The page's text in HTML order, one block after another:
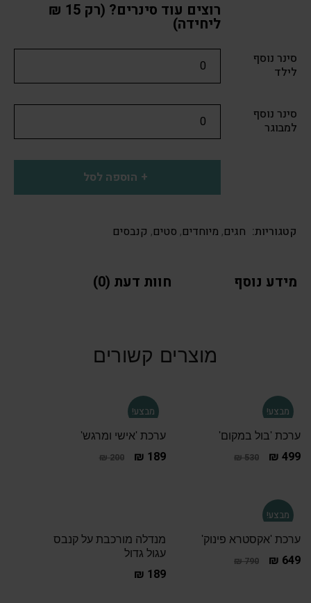
רוצים עוד סינרים? (רק 15 ₪
ליחידה)
סינר נוסף
לילד
סינר נוסף
למבוגר
הוספה לסל
קטגוריות: חגים, מיוחדים, סטים, קנבסים
מידע נוסף חוות דעת (0)
מוצרים קשורים
מבצע!
ערכת 'בול במקום'
₪530 ₪ 499
מבצע!
ערכת 'אישי ומרגש'
₪200 ₪ 189
מבצע!
ערכת 'אקסטרא פינוק'
₪790 ₪ 649
מנדלה מורכבת על קנבס
עגול גדול
₪ 189